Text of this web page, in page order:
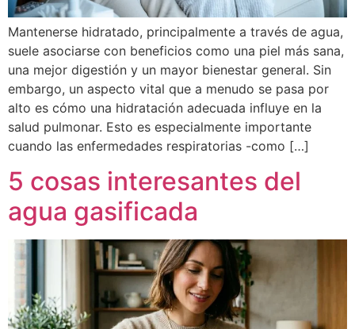
Mantenerse hidratado, principalmente a través de agua,
suele asociarse con beneficios como una piel más sana,
una mejor digestión y un mayor bienestar general. Sin
embargo, un aspecto vital que a menudo se pasa por
alto es cómo una hidratación adecuada influye en la
salud pulmonar. Esto es especialmente importante
cuando las enfermedades respiratorias -como […]
5 cosas interesantes del
agua gasificada